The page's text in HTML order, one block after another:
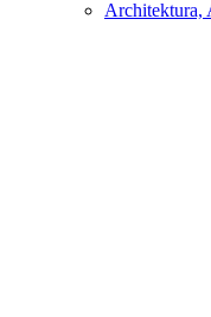
Architektura,